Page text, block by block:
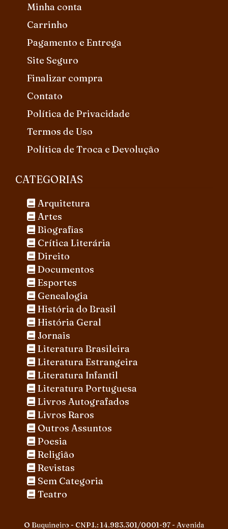
Minha conta
Carrinho
Pagamento e Entrega
Site Seguro
Finalizar compra
Contato
Política de Privacidade
Termos de Uso
Política de Troca e Devolução
CATEGORIAS
Arquitetura
Artes
Biografias
Crítica Literária
Direito
Documentos
Esportes
Genealogia
História do Brasil
História Geral
Jornais
Literatura Brasileira
Literatura Estrangeira
Literatura Infantil
Literatura Portuguesa
Livros Autografados
Livros Raros
Outros Assuntos
Poesia
Religião
Revistas
Sem Categoria
Teatro
O Buquineiro - CNPJ.: 14.983.301/0001-97 - Avenida